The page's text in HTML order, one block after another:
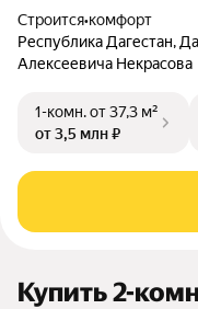
Строится•комфорт
Республика Дагестан,
Алексеевича Некрасова
1-комн.от 37,3 м²
от 3,5 млн ₽
Купить 2-